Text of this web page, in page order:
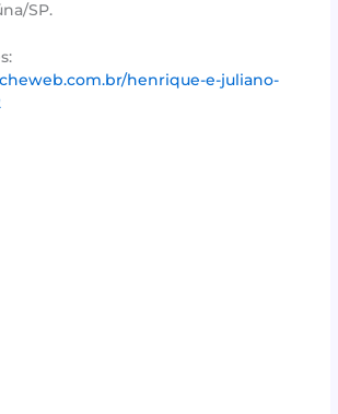
SP.
henrique-e-juliano-